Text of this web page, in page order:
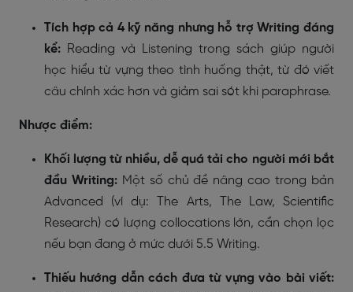
Tích hợp cả 4 kỹ năng nhưng hỗ trợ Writing đáng
kể: Reading và Listening trong sách giúp người
học hiểu từ vựng theo tình huống thật, từ đó viết
câu chính xác hơn và giảm sai sót khi paraphrase.
Nhược điểm:
Khối lượng từ nhiều, dễ quá tải cho người mới bắt
đầu Writing:Một số chủ đề nâng cao trong bản
Advanced (ví dụ: The Arts, The Law, Scientific
Research) có lượng collocations lớn, cần chọn lọc
nếu bạn đang ở mức dưới 5.5 Writing.
Thiếu hướng dẫn cách đưa từ vựng vào bài viết: